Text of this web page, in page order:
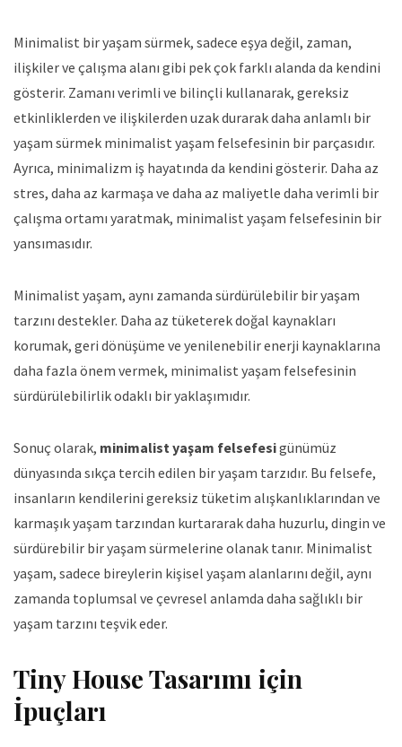
Minimalist bir yaşam sürmek, sadece eşya değil, zaman,
ilişkiler ve çalışma alanı gibi pek çok farklı alanda da kendini
gösterir. Zamanı verimli ve bilinçli kullanarak, gereksiz
etkinliklerden ve ilişkilerden uzak durarak daha anlamlı bir
yaşam sürmek minimalist yaşam felsefesinin bir parçasıdır.
Ayrıca, minimalizm iş hayatında da kendini gösterir. Daha az
stres, daha az karmaşa ve daha az maliyetle daha verimli bir
çalışma ortamı yaratmak, minimalist yaşam felsefesinin bir
yansımasıdır.
Minimalist yaşam, aynı zamanda sürdürülebilir bir yaşam
tarzını destekler. Daha az tüketerek doğal kaynakları
korumak, geri dönüşüme ve yenilenebilir enerji kaynaklarına
daha fazla önem vermek, minimalist yaşam felsefesinin
sürdürülebilirlik odaklı bir yaklaşımıdır.
Sonuç olarak, minimalist yaşam felsefesigünümüz
dünyasında sıkça tercih edilen bir yaşam tarzıdır. Bu felsefe,
insanların kendilerini gereksiz tüketim alışkanlıklarından ve
karmaşık yaşam tarzından kurtararak daha huzurlu, dingin ve
sürdürebilir bir yaşam sürmelerine olanak tanır. Minimalist
yaşam, sadece bireylerin kişisel yaşam alanlarını değil, aynı
zamanda toplumsal ve çevresel anlamda daha sağlıklı bir
yaşam tarzını teşvik eder.
Tiny House Tasarımı için
İpuçları